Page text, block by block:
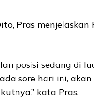
Pras menjelaskan
posisi sedang di
sore hari ini,
kata Pras.